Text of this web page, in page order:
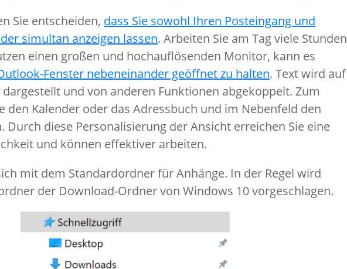
Sie entscheiden, dass Sie sowohl Ihren Posteingang und
simultan anzeigen lassen. Arbeiten Sie am Tag viele Stunden
einen großen und hochauflösenden Monitor, kann es
Fenster nebeneinander geöffnet zu halten. Text wird auf
dargestellt und von anderen Funktionen abgekoppelt. Zum
den Kalender oder das Adressbuch und im Nebenfeld den
Durch diese Personalisierung der Ansicht erreichen Sie eine
und können effektiver arbeiten.
mit dem Standardordner für Anhänge. In der Regel wird
der Download-Ordner von Windows 10 vorgeschlagen.